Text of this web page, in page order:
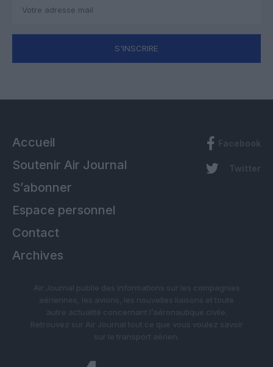
S'INSCRIRE
Accueil
Soutenir Air Journal
S’abonner
Espace personnel
Contact
Archives